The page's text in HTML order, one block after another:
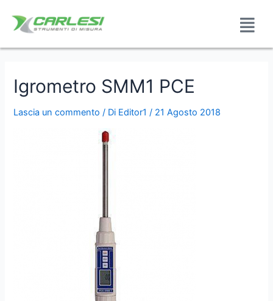
Igrometro SMM1 PCE
Lascia un commento / Di Editor1 / 21 Agosto 2018